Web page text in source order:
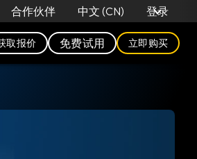
合作伙伴 中文 (CN) 登录
取报价 免费试用 立即购买